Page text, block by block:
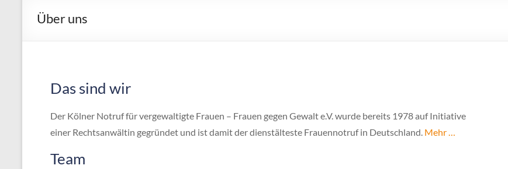
Über uns
Das sind wir
Der Kölner Notruf für vergewaltigte Frauen – Frauen gegen Gewalt e.V. wurde bereits 1978 auf Initiative
einer Rechtsanwältin gegründet und ist damit der dienstälteste Frauennotruf in Deutschland. Mehr …
Team